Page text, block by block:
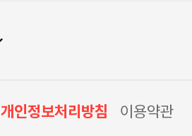
개인정보처리방침 이용약관